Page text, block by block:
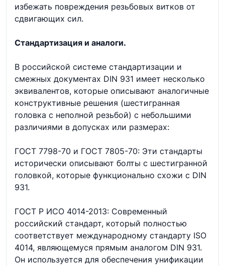
избежать повреждения резьбовых витков от
сдвигающих сил.
Стандартизация и аналоги.
В российской системе стандартизации и
смежных документах DIN 931 имеет несколько
эквивалентов, которые описывают аналогичные
конструктивные решения (шестигранная
головка с неполной резьбой) с небольшими
различиями в допусках или размерах:
ГОСТ 7798-70 и ГОСТ 7805-70: Эти стандарты
исторически описывают болты с шестигранной
головкой, которые функционально схожи с DIN
931.
ГОСТ Р ИСО 4014-2013: Современный
российский стандарт, который полностью
соответствует международному стандарту ISO
4014, являющемуся прямым аналогом DIN 931.
Он используется для обеспечения унификации